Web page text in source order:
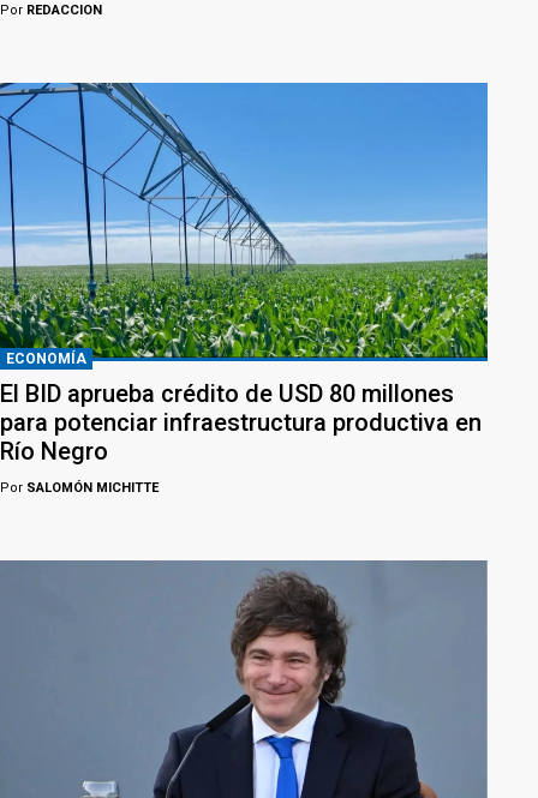
Por REDACCION
ECONOMÍA
El BID aprueba crédito de USD 80 millones
para potenciar infraestructura productiva en
Río Negro
Por SALOMÓN MICHITTE